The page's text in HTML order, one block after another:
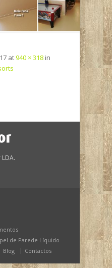
at940 × 318 in
de Parede Líquido
Blog Contactos